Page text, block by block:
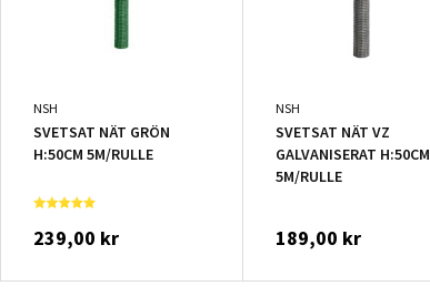
NSH
SVETSAT NÄT GRÖN
H:50CM 5M/RULLE
239,00 kr
NSH
SVETSAT NÄT VZ
GALVANISERAT H:50CM
5M/RULLE
189,00 kr